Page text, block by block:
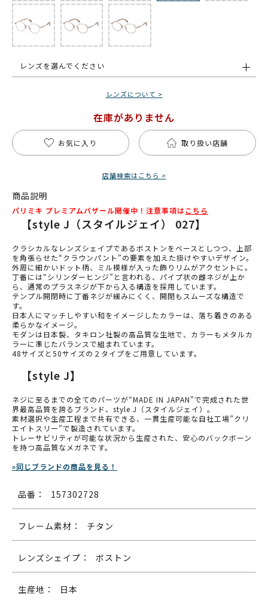
レンズを選んでください
レンズについて >
在庫がありません
お気に入り 取り扱い店舗
店舗検索はこちら >
商品説明
パリミキ プレミアムバザール開催中！注意事項はこちら
【style J（スタイルジェイ） 027】
クラシカルなレンズシェイプであるボストンをベースとしつつ、上部
を角張らせた“クラウンパント”の要素を加えた掛けやすいデザイン。
外周に細かいドット柄、ミル模様が入った飾りリムがアクセントに。
丁番には“シリンダーヒンジ”と言われる、パイプ状の雌ネジが上か
ら、通常のプラスネジが下から入る構造を採用しています。
テンプル開閉時に丁番ネジが緩みにくく、開閉もスムーズな構造で
す。
日本人にマッチしやすい和をイメージしたカラーは、落ち着きのある
柔らかなイメージ。
モダンは日本製、タキロン社製の高品質な生地で、カラーもメタルカ
ラーに準じたバランスで組まれています。
48サイズと50サイズの２タイプをご用意しています。
【style J】
ネジに至るまでの全てのパーツが“MADE IN JAPAN”で完成された世
界最高品質を誇るブランド、style J（スタイルジェイ）。
素材選択や生産工程まで共有できる、一貫生産可能な自社工場”クリ
エイトスリー”で製造されています。
トレーサビリティが可能な状況から生産された、安心のバックボーン
を持つ高品質なメガネです。
»同じブランドの商品を見る！
品番： 157302728
フレーム素材： チタン
レンズシェイプ： ボストン
生産地： 日本